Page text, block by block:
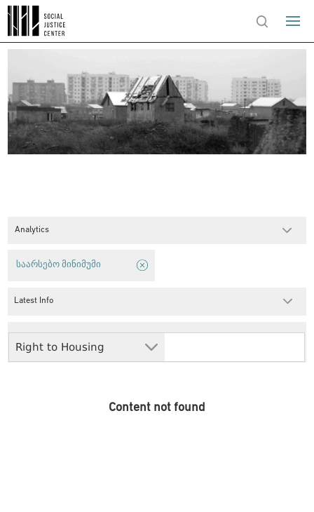
Analytics
Right to Housing
საარსებო მინიმუმი
Latest Info
Content not found